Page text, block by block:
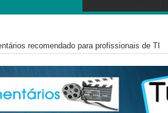
recomendado para profissionais de TI